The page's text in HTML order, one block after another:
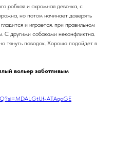
робкая и скромная девочка, с
но потом начинает доверять
и играется. при правильном
С другими собаками неконфликтна.
тянуть поводок. Хорошо подойдет в
вольер заботливым
ATAqoGE